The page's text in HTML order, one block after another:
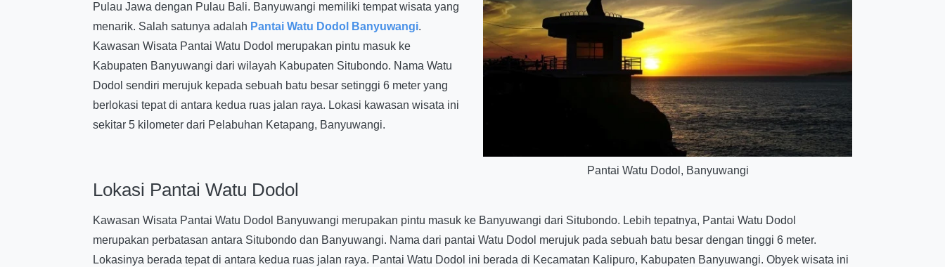
Pulau Jawa dengan Pulau Bali. Banyuwangi memiliki tempat wisata yang
menarik. Salah satunya adalah Pantai Watu Dodol Banyuwangi.
Kawasan Wisata Pantai Watu Dodol merupakan pintu masuk ke
Kabupaten Banyuwangi dari wilayah Kabupaten Situbondo. Nama Watu
Dodol sendiri merujuk kepada sebuah batu besar setinggi 6 meter yang
berlokasi tepat di antara kedua ruas jalan raya. Lokasi kawasan wisata ini
sekitar 5 kilometer dari Pelabuhan Ketapang, Banyuwangi.
Pantai Watu Dodol, Banyuwangi
Lokasi Pantai Watu Dodol
Kawasan Wisata Pantai Watu Dodol Banyuwangi merupakan pintu masuk ke Banyuwangi dari Situbondo. Lebih tepatnya, Pantai Watu Dodol
merupakan perbatasan antara Situbondo dan Banyuwangi. Nama dari pantai Watu Dodol merujuk pada sebuah batu besar dengan tinggi 6 meter.
Lokasinya berada tepat di antara kedua ruas jalan raya. Pantai Watu Dodol ini berada di Kecamatan Kalipuro, Kabupaten Banyuwangi. Obyek wisata ini